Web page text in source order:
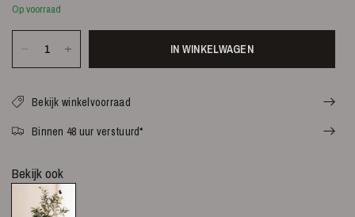
Op voorraad
IN WINKELWAGEN
Bekijk winkelvoorraad
Binnen 48 uur verstuurd*
Bekijk ook